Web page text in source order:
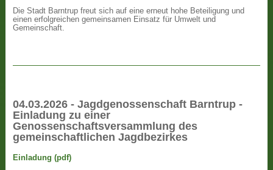
Die Stadt Barntrup freut sich auf eine erneut hohe Beteiligung und
einen erfolgreichen gemeinsamen Einsatz für Umwelt und
Gemeinschaft.
04.03.2026 - Jagdgenossenschaft Barntrup -
Einladung zu einer
Genossenschaftsversammlung des
gemeinschaftlichen Jagdbezirkes
Einladung (pdf)